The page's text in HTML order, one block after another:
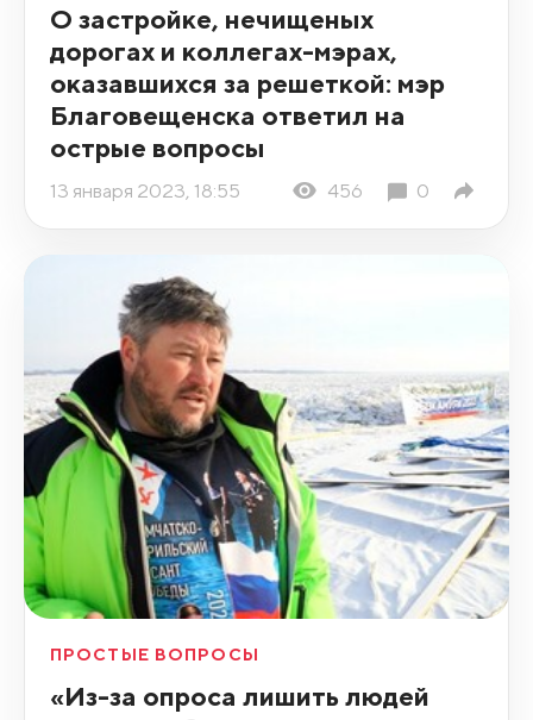
О застройке, нечищеных
дорогах и коллегах-мэрах,
оказавшихся за решеткой: мэр
Благовещенска ответил на
острые вопросы
13 января 2023, 18:55 456 0
ПРОСТЫЕ ВОПРОСЫ
«Из-за опроса лишить людей